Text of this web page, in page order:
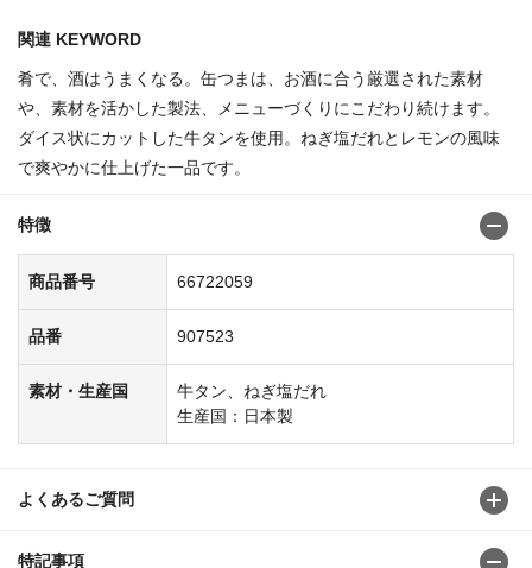
関連 KEYWORD
肴で、酒はうまくなる。缶つまは、お酒に合う厳選された素材
や、素材を活かした製法、メニューづくりにこだわり続けます。
ダイス状にカットした牛タンを使用。ねぎ塩だれとレモンの風味
で爽やかに仕上げた一品です。
特徴
商品番号 66722059
品番 907523
素材・生産国
牛タン、ねぎ塩だれ
生産国：日本製
よくあるご質問
特記事項